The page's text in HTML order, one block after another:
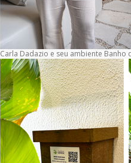
Carla Dadazio e seu ambiente Banho